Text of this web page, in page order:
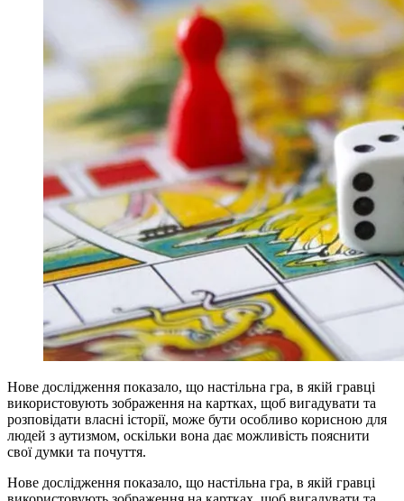
Нове дослідження показало, що настільна гра, в якій гравці
використовують зображення на картках, щоб вигадувати та
розповідати власні історії, може бути особливо корисною для
людей з аутизмом, оскільки вона дає можливість пояснити
свої думки та почуття.
Нове дослідження показало, що настільна гра, в якій гравці